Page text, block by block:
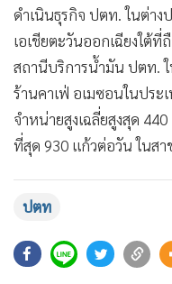
• วิทยาศาสตร์
• SMEs
• หุ้น
• อินโดจีน
• กองทุนรวม
• Celeb Online
• Factcheck
ญี่ปุ่น
• Gotomanager
ดำเนินธุรกิจ ปตท. ในต่าง
เอเชียตะวันออกเฉียงใต้
สถานีบริการน้ำมัน ปตท.
ร้านคาเฟ่ อเมซอนในปร
จำหน่ายสูงเฉลี่ยสูงสุด
ที่สุด 930 แก้วต่อวัน ในส
ปตท